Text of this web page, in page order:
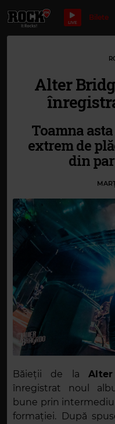
LIVE
Bilete
Alter
Toamna
extrem de
din
Băieții de la
înregistrat noul
bune prin
formației. După